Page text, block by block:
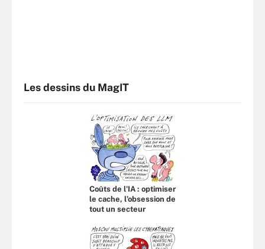
Les dessins du MagIT
Coûts de l'IA : optimiser
le cache, l’obsession de
tout un secteur